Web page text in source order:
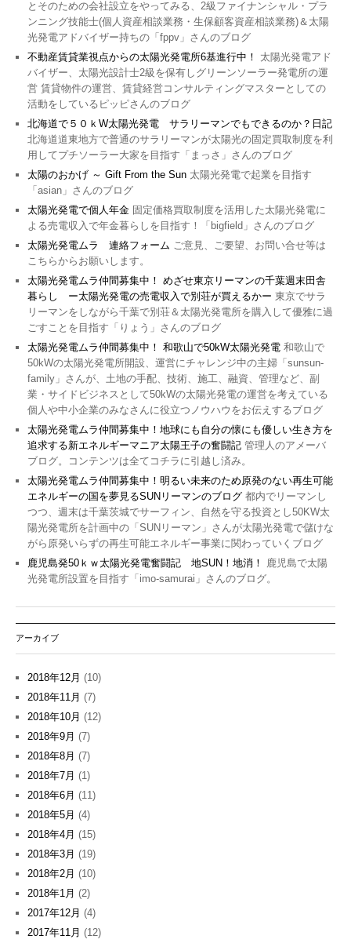
とそのための会社設立をやってみる、2級ファイナンシャル・プラ
ンニング技能士(個人資産相談業務・生保顧客資産相談業務)＆太陽
光発電アドバイザー持ちの「fppv」さんのブログ
不動産賃貸業視点からの太陽光発電所6基進行中！
太陽光発電アド
バイザー、太陽光設計士2級を保有しグリーンソーラー発電所の運
営 賃貸物件の運営、賃貸経営コンサルティングマスターとしての
活動をしているピッピさんのブログ
北海道で５０ｋW太陽光発電 サラリーマンでもできるのか？日記
北海道道東地方で普通のサラリーマンが太陽光の固定買取制度を利
用してプチソーラー大家を目指す「まっさ」さんのブログ
太陽のおかげ ～ Gift From the Sun 太陽光発電で起業を目指す
「asian」さんのブログ
太陽光発電で個人年金 固定価格買取制度を活用した太陽光発電に
よる売電収入で年金暮らしを目指す！「bigfield」さんのブログ
太陽光発電ムラ 連絡フォーム ご意見、ご要望、お問い合せ等は
こちらからお願いします。
太陽光発電ムラ仲間募集中！ めざせ東京リーマンの千葉週末田舎
暮らし ー太陽光発電の売電収入で別荘が買えるかー 東京でサラ
リーマンをしながら千葉で別荘＆太陽光発電所を購入して優雅に過
ごすことを目指す「りょう」さんのブログ
太陽光発電ムラ仲間募集中！ 和歌山で50kW太陽光発電 和歌山で
50kWの太陽光発電所開設、運営にチャレンジ中の主婦「sunsun-
family」さんが、土地の手配、技術、施工、融資、管理など、副
業・サイドビジネスとして50kWの太陽光発電の運営を考えている
個人や中小企業のみなさんに役立つノウハウをお伝えするブログ
太陽光発電ムラ仲間募集中！地球にも自分の懐にも優しい生き方を
追求する新エネルギーマニア太陽王子の奮闘記 管理人のアメーバ
ブログ。コンテンツは全てコチラに引越し済み。
太陽光発電ムラ仲間募集中！明るい未来のため原発のない再生可能
エネルギーの国を夢見るSUNリーマンのブログ 都内でリーマンし
つつ、週末は千葉茨城でサーフィン、自然を守る投資とし50KW太
陽光発電所を計画中の「SUNリーマン」さんが太陽光発電で儲けな
がら原発いらずの再生可能エネルギー事業に関わっていくブログ
鹿児島発50ｋｗ太陽光発電奮闘記 地SUN！地消！
鹿児島で太陽
光発電所設置を目指す「imo-samurai」さんのブログ。
アーカイブ
2018年12月 (10)
2018年11月 (7)
2018年10月 (12)
2018年9月 (7)
2018年8月 (7)
2018年7月 (1)
2018年6月 (11)
2018年5月 (4)
2018年4月 (15)
2018年3月 (19)
2018年2月 (10)
2018年1月 (2)
2017年12月 (4)
2017年11月 (12)